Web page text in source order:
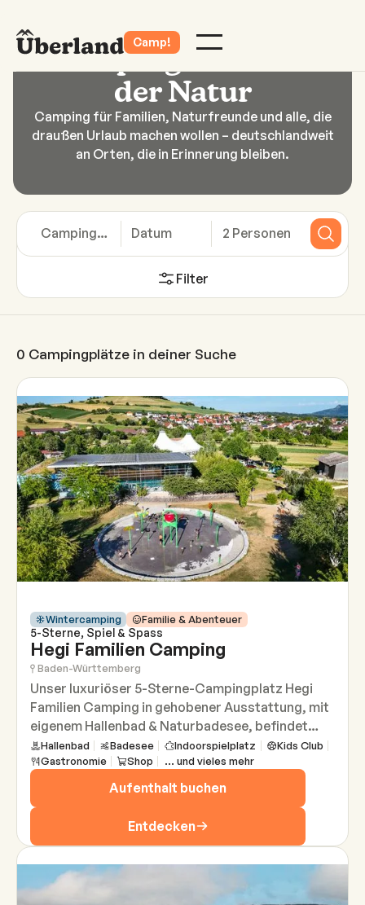
Camp!
Camping inmitten
der Natur
Camping für Familien, Naturfreunde und alle, die
draußen Urlaub machen wollen – deutschlandweit
an Orten, die in Erinnerung bleiben.
CampingplätzeDatum 2 Personen
Filter
0 Campingplätze in deiner Suche
5-Sterne, Spiel & Spass
Wintercamping Familie & Abenteuer
Hegi Familien Camping
Baden-Württemberg
Unser luxuriöser 5-Sterne-Campingplatz Hegi
Familien Camping in gehobener Ausstattung, mit
eigenem Hallenbad & Naturbadesee, befindet
sich in ruhiger Lage, in der einmaligen
Vulkanlandschaft an der Schweizer Grenze
zwischen Schwarzwald und Bodensee.
Hallenbad Badesee Indoorspielplatz
Kids Club
Gastronomie
Shop ... und vieles mehr
Aufenthalt buchen
Entdecken